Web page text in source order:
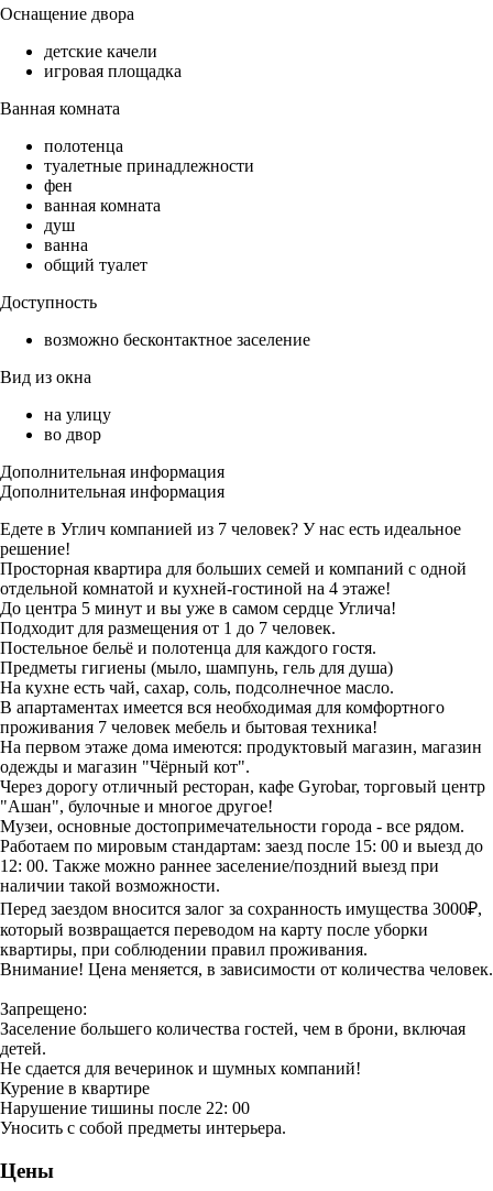
Оснащение двора
детские качели
игровая площадка
Ванная комната
полотенца
туалетные принадлежности
фен
ванная комната
душ
ванна
общий туалет
Доступность
возможно бесконтактное заселение
Вид из окна
на улицу
во двор
Дополнительная информация
Дополнительная информация
Едете в Углич компанией из 7 человек? У нас есть идеальное
решение!
Просторная квартира для больших семей и компаний с одной
отдельной комнатой и кухней-гостиной на 4 этаже!
До центра 5 минут и вы уже в самом сердце Углича!
Подходит для размещения от 1 до 7 человек.
Постельное бельё и полотенца для каждого гостя.
Предметы гигиены (мыло, шампунь, гель для душа)
На кухне есть чай, сахар, соль, подсолнечное масло.
В апартаментах имеется вся необходимая для комфортного
проживания 7 человек мебель и бытовая техника!
На первом этаже дома имеются: продуктовый магазин, магазин
одежды и магазин "Чёрный кот".
Через дорогу отличный ресторан, кафе Gyrobar, торговый центр
"Ашан", булочные и многое другое!
Музеи, основные достопримечательности города - все рядом.
Работаем по мировым стандартам: заезд после 15: 00 и выезд до
12: 00. Также можно раннее заселение/поздний выезд при
наличии такой возможности.
Перед заездом вносится залог за сохранность имущества 3000₽,
который возвращается переводом на карту после уборки
квартиры, при соблюдении правил проживания.
Внимание! Цена меняется, в зависимости от количества человек.
Запрещено:
Заселение большего количества гостей, чем в брони, включая
детей.
Не сдается для вечеринок и шумных компаний!
Курение в квартире
Нарушение тишины после 22: 00
Уносить с собой предметы интерьера.
Цены